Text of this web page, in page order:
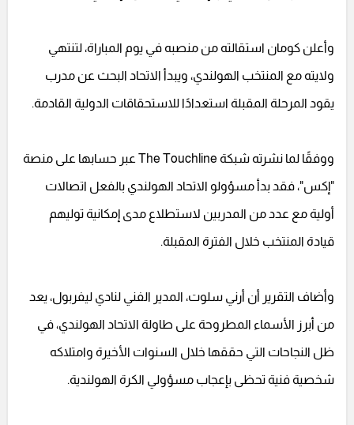
وأعلن كومان استقالته من منصبه في يوم المباراة، لتنتهي
ولايته مع المنتخب الهولندي، ويبدأ الاتحاد البحث عن مدرب
يقود المرحلة المقبلة استعدادًا للاستحقاقات الدولية القادمة.
ووفقًا لما نشرته شبكة The Touchline عبر حسابها على منصة
"إكس"، فقد بدأ مسؤولو الاتحاد الهولندي بالفعل اتصالات
أولية مع عدد من المدربين لاستطلاع مدى إمكانية توليهم
قيادة المنتخب خلال الفترة المقبلة.
وأضاف التقرير أن أرني سلوت، المدير الفني لنادي ليفربول، يعد
من أبرز الأسماء المطروحة على طاولة الاتحاد الهولندي، في
ظل النجاحات التي حققها خلال السنوات الأخيرة وامتلاكه
شخصية فنية تحظى بإعجاب مسؤولي الكرة الهولندية.